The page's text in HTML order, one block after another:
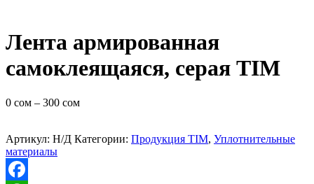
Лента армированная
самоклеящаяся, серая TIM
0 сом – 300 сом
Артикул: Н/Д Категории: Продукция TIM, Уплотнительные
материалы